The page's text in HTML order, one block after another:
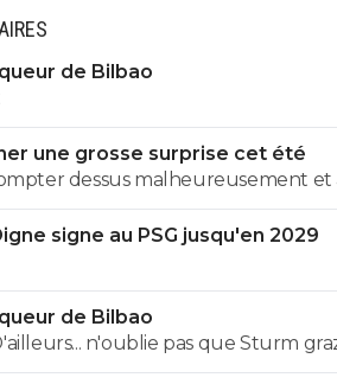
de Bilbao
une grosse surprise cet été
dessus malheureusement et
de prendre le latéral droit suisse.
signe au PSG jusqu'en 2029
de Bilbao
la vapeur et éliminer le